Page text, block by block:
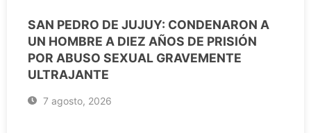
SAN PEDRO DE JUJUY: CONDENARON A
UN HOMBRE A DIEZ AÑOS DE PRISIÓN
POR ABUSO SEXUAL GRAVEMENTE
ULTRAJANTE
7 agosto, 2026